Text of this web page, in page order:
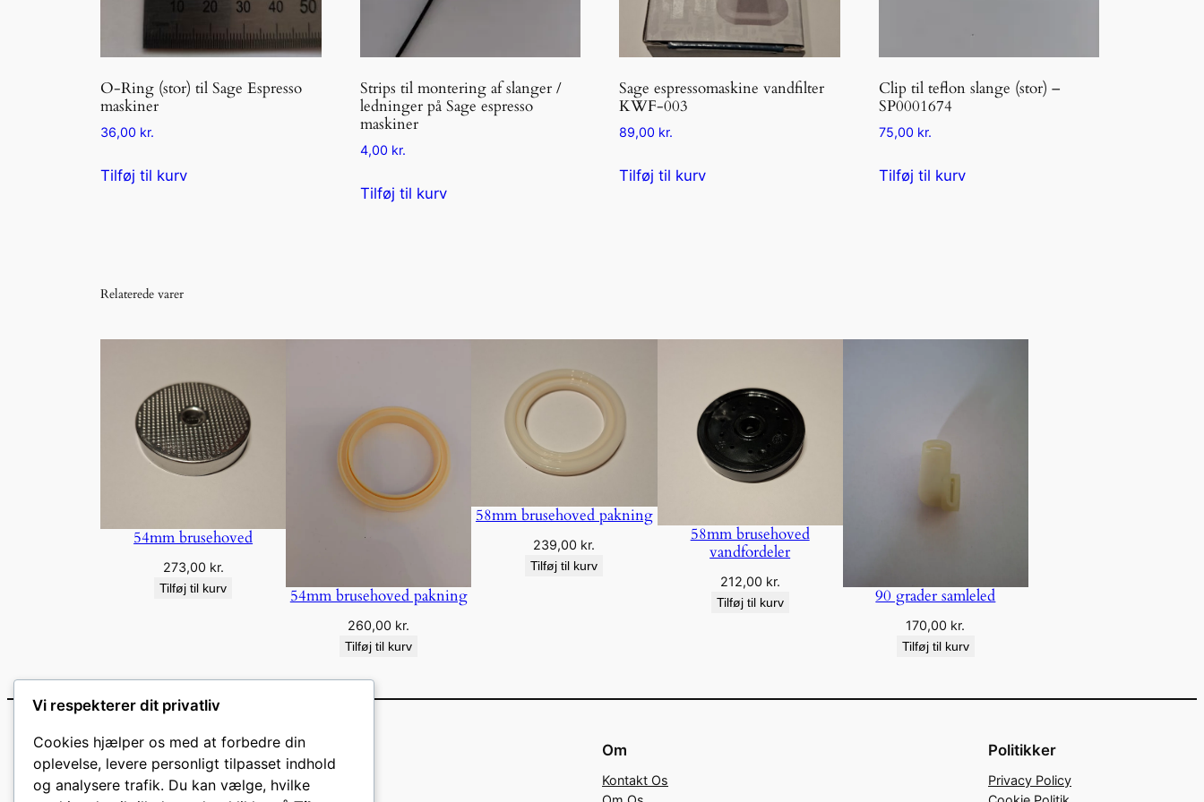
O-Ring (stor) til Sage Espresso
maskiner
36,00 kr.
Tilføj til kurv
Strips til montering af slanger /
ledninger på Sage espresso
maskiner
4,00 kr.
Tilføj til kurv
Sage espressomaskine vandfilter
KWF-003
89,00 kr.
Tilføj til kurv
Clip til teflon slange (stor) –
SP0001674
75,00 kr.
Tilføj til kurv
Relaterede varer
54mm brusehoved
273,00 kr.
Tilføj til kurv 54mm brusehoved pakning
260,00 kr.
Tilføj til kurv
58mm brusehoved pakning
239,00 kr.
Tilføj til kurv
58mm brusehoved
vandfordeler
212,00 kr.
Tilføj til kurv 90 grader samleled
170,00 kr.
Tilføj til kurv
Om
Kontakt Os
Politikker
Privacy Policy
Vi respekterer dit privatliv
Cookies hjælper os med at forbedre din
oplevelse, levere personligt tilpasset indhold
og analysere trafik. Du kan vælge, hvilke